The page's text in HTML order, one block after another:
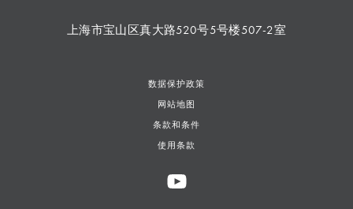
上海市宝山区真大路520号5号楼507-2室
数据保护政策
网站地图
条款和条件
使用条款